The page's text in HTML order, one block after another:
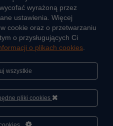
wyrażoną przez
ustawienia. Więcej
cookie oraz o przetwarzaniu
o przysługujących Ci
o plikach cookies
wszystkie
pliki cookies
Cześć, porozmawiaj ze mną